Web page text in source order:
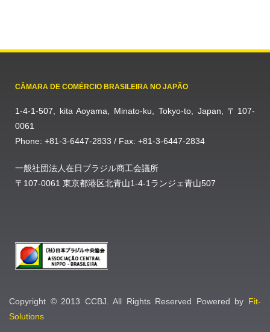
CÂMARA DE COMÉRCIO BRASILEIRA NO JAPÃO
1-4-1-507, kita Aoyama, Minato-ku, Tokyo-to, Japan, 〒107-
0061
Phone: +81-3-6447-2833 / Fax: +81-3-6447-2834
一般社団法人在日ブラジル商工会議所
〒107-0061 東京都港区北青山1-4-1ランジェ青山507
Copyright © 2013 CCBJ. All Rights Reserved Powered by Fit-
Solutions